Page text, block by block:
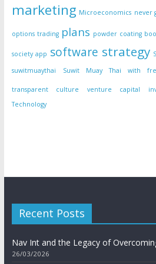
marketing Microeconomics never
options trading plans powder coating
society app software strategy
suwitmuaythai
Suwit Muay Thai with
transparent culture venture capital
Technology
Recent Posts
Nav Int and the Legacy of
26/03/2026